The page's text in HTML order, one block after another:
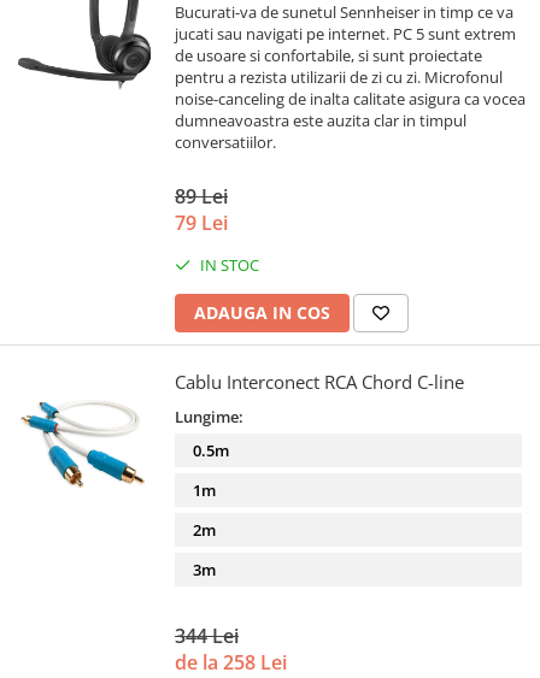
Bucurati-va de sunetul Sennheiser in timp ce va
jucati sau navigati pe internet. PC 5 sunt extrem
de usoare si confortabile, si sunt proiectate
pentru a rezista utilizarii de zi cu zi. Microfonul
noise-canceling de inalta calitate asigura ca vocea
dumneavoastra este auzita clar in timpul
conversatiilor.
89 Lei
79 Lei
IN STOC
ADAUGA IN COS
Cablu Interconect RCA Chord C-line
Lungime:
0.5m
1m
2m
3m
344 Lei
de la 258 Lei